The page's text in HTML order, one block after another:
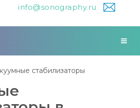
info@sonography.ru
стабилизаторы